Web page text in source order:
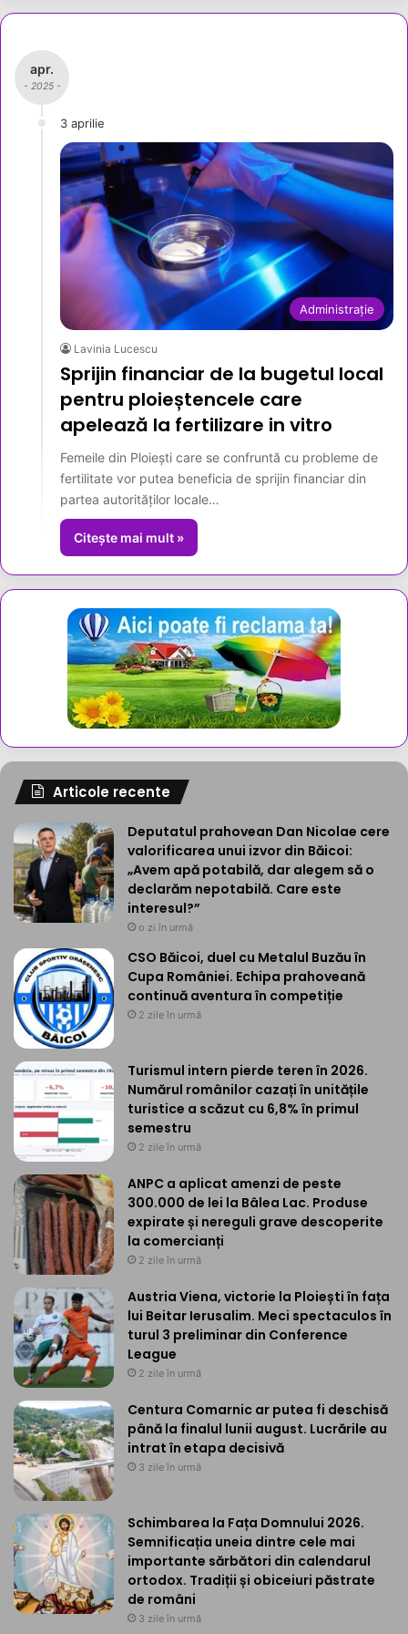
apr.
- 2025 -
3 aprilie
Administrație
Lavinia Lucescu
Sprijin financiar de la bugetul local
pentru ploieștencele care
apelează la fertilizare in vitro
Femeile din Ploiești care se confruntă cu probleme de
fertilitate vor putea beneficia de sprijin financiar din
partea autorităților locale…
Citește mai mult »
Articole recente
Deputatul prahovean Dan Nicolae cere
valorificarea unui izvor din Băicoi:
„Avem apă potabilă, dar alegem să o
declarăm nepotabilă. Care este
interesul?”
o zi în urmă
CSO Băicoi, duel cu Metalul Buzău în
Cupa României. Echipa prahoveană
continuă aventura în competiție
2 zile în urmă
Turismul intern pierde teren în 2026.
Numărul românilor cazați în unitățile
turistice a scăzut cu 6,8% în primul
semestru
2 zile în urmă
ANPC a aplicat amenzi de peste
300.000 de lei la Bâlea Lac. Produse
expirate și nereguli grave descoperite
la comercianți
2 zile în urmă
Austria Viena, victorie la Ploiești în fața
lui Beitar Ierusalim. Meci spectaculos în
turul 3 preliminar din Conference
League
2 zile în urmă
Centura Comarnic ar putea fi deschisă
până la finalul lunii august. Lucrările au
intrat în etapa decisivă
3 zile în urmă
Schimbarea la Fața Domnului 2026.
Semnificația uneia dintre cele mai
importante sărbători din calendarul
ortodox. Tradiții și obiceiuri păstrate
de români
3 zile în urmă